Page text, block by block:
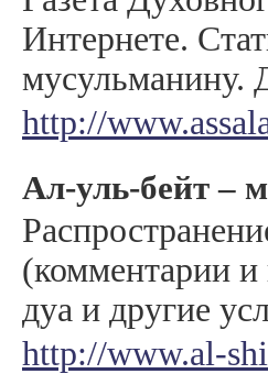
Интернете.
мусульманину.
http://
Ал-уль-бейт –
(комментарии
дуа и другие
http://www.al-